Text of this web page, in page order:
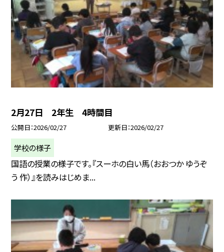
2月27日 2年生 4時間目
公開日 2026/02/27 更新日 2026/02/27
学校の様子
国語の授業の様子です。『スーホの白い馬（おおつか ゆうぞ
う 作）』を読みはじめま...